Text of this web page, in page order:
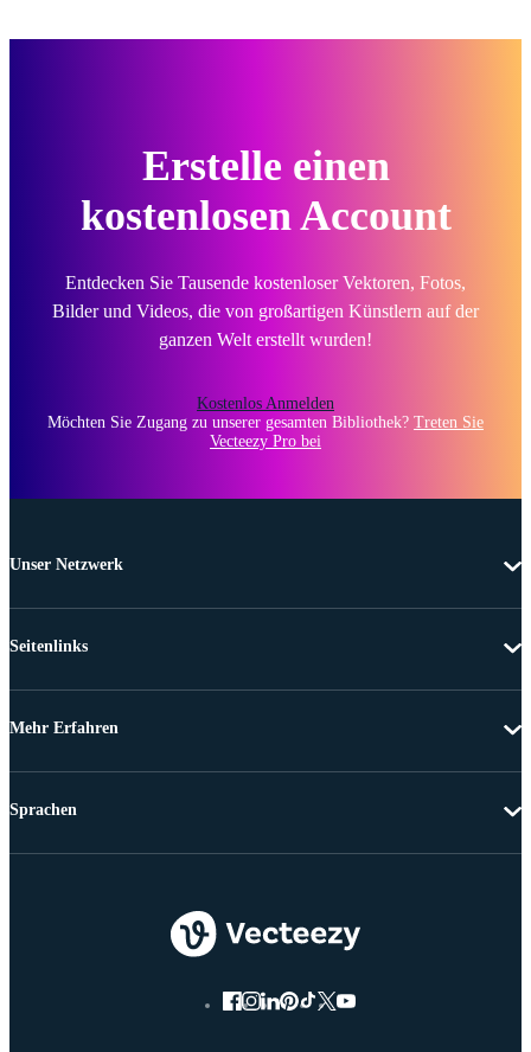
Erstelle einen
kostenlosen Account
Entdecken Sie Tausende kostenloser Vektoren, Fotos,
Bilder und Videos, die von großartigen Künstlern auf der
ganzen Welt erstellt wurden!
Kostenlos Anmelden
Möchten Sie Zugang zu unserer gesamten Bibliothek? Treten Sie
Vecteezy Pro bei
Unser Netzwerk
Seitenlinks
Mehr Erfahren
Sprachen